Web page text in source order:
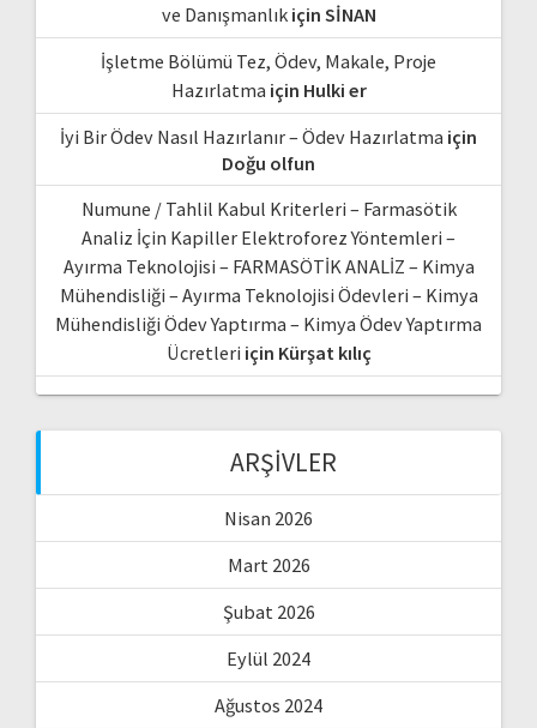
ve Danışmanlıkiçin SİNAN
İşletme Bölümü Tez, Ödev, Makale, Proje
Hazırlatma için Hulki er
İyi Bir Ödev Nasıl Hazırlanır – Ödev Hazırlatma için
Doğu olfun
Numune / Tahlil Kabul Kriterleri – Farmasötik
Analiz İçin Kapiller Elektroforez Yöntemleri –
Ayırma Teknolojisi – FARMASÖTİK ANALİZ – Kimya
Mühendisliği – Ayırma Teknolojisi Ödevleri – Kimya
Mühendisliği Ödev Yaptırma – Kimya Ödev Yaptırma
Ücretleri için Kürşat kılıç
ARŞIVLER
Nisan 2026
Mart 2026
Şubat 2026
Eylül 2024
Ağustos 2024